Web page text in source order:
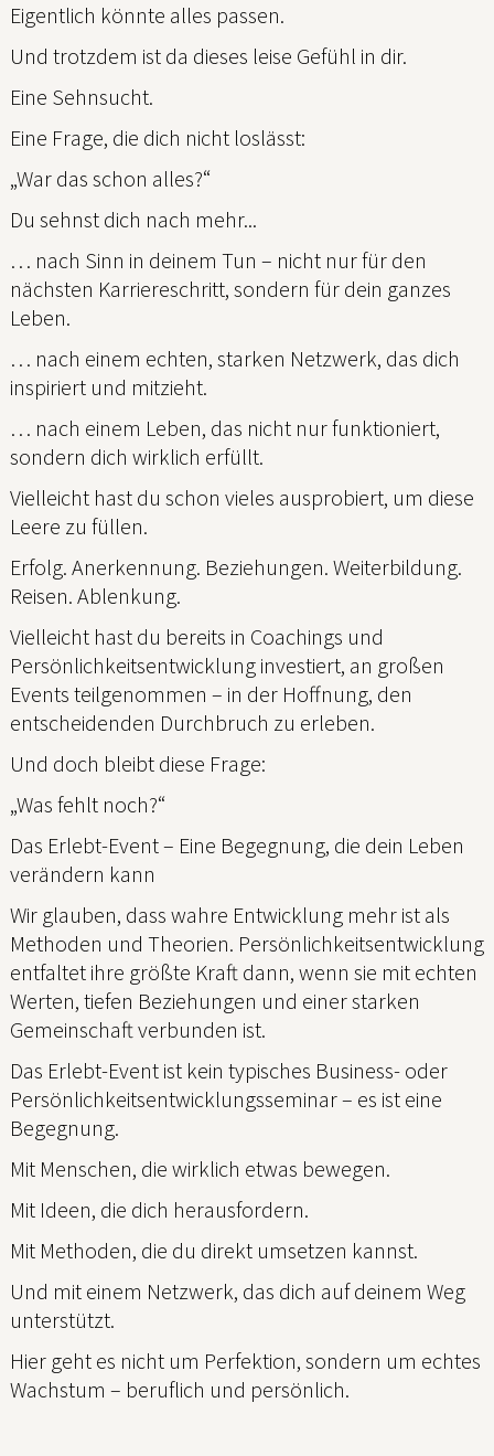
Eigentlich könnte alles passen.
Und trotzdem ist da dieses leise Gefühl in dir.
Eine Sehnsucht.
Eine Frage, die dich nicht loslässt:
„War das schon alles?“
Du sehnst dich nach mehr...
… nach Sinn in deinem Tun – nicht nur für den
nächsten Karriereschritt, sondern für dein ganzes
Leben.
… nach einem echten, starken Netzwerk, das dich
inspiriert und mitzieht.
… nach einem Leben, das nicht nur funktioniert,
sondern dich wirklich erfüllt.
Vielleicht hast du schon vieles ausprobiert, um diese
Leere zu füllen.
Erfolg. Anerkennung. Beziehungen. Weiterbildung.
Reisen. Ablenkung.
Vielleicht hast du bereits in Coachings und
Persönlichkeitsentwicklung investiert, an großen
Events teilgenommen – in der Hoffnung, den
entscheidenden Durchbruch zu erleben.
Und doch bleibt diese Frage:
„Was fehlt noch?“
Das Erlebt-Event – Eine Begegnung, die dein Leben
verändern kann
Wir glauben, dass wahre Entwicklung mehr ist als
Methoden und Theorien. Persönlichkeitsentwicklung
entfaltet ihre größte Kraft dann, wenn sie mit echten
Werten, tiefen Beziehungen und einer starken
Gemeinschaft verbunden ist.
Das Erlebt-Event ist kein typisches Business- oder
Persönlichkeitsentwicklungsseminar – es ist eine
Begegnung.
Mit Menschen, die wirklich etwas bewegen.
Mit Ideen, die dich herausfordern.
Mit Methoden, die du direkt umsetzen kannst.
Und mit einem Netzwerk, das dich auf deinem Weg
unterstützt.
Hier geht es nicht um Perfektion, sondern um echtes
Wachstum – beruflich und persönlich.